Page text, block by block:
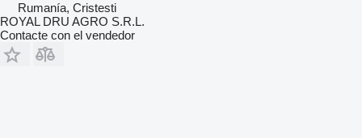
Rumanía, Cristesti
ROYAL DRU AGRO S.R.L.
Contacte con el vendedor